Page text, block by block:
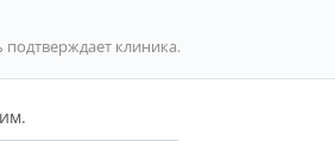
подтверждает клиника.